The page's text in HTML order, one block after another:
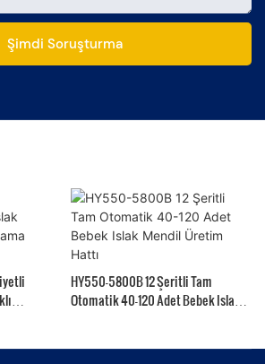
Şimdi Soruşturma
HY550-5800B 12 Şeritli Tam
Otomatik 40-120 Adet Bebek Islak